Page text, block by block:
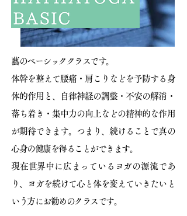
藝のベーシッククラスです。
体幹を整えて腰痛・肩こりなどを予防する身
体的作用と、
自律神経の調整・不安の解消・
落ち着き・集中力の向上などの精神的な作用
が期待できます。 つまり、続けることで真の
心身の健康を得ることができます。
現在世界中に広まっているヨガの源流であ
り、
ヨガを続けて心と体を変えていきたいと
いう方に お勧めのクラスです。